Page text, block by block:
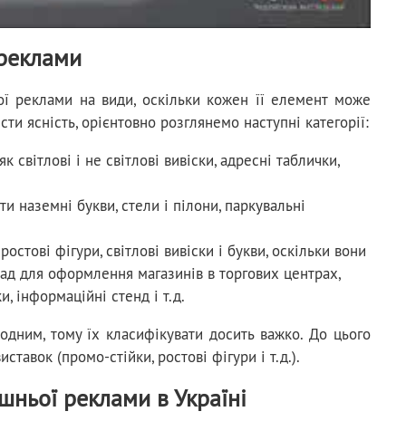
реклами на види, оскільки кожен її елемент може
ясність, орієнтовно розглянемо наступні категорії:
і не світлові вивіски, адресні таблички,
букви, стели і пілони, паркувальні
фігури, світлові вивіски і букви, оскільки вони
для оформлення магазинів в торгових центрах,
інформаційні стенд і т.д.
тому їх класифікувати досить важко. До цього
(промо-стійки, ростові фігури і т.д.).
реклами в Україні